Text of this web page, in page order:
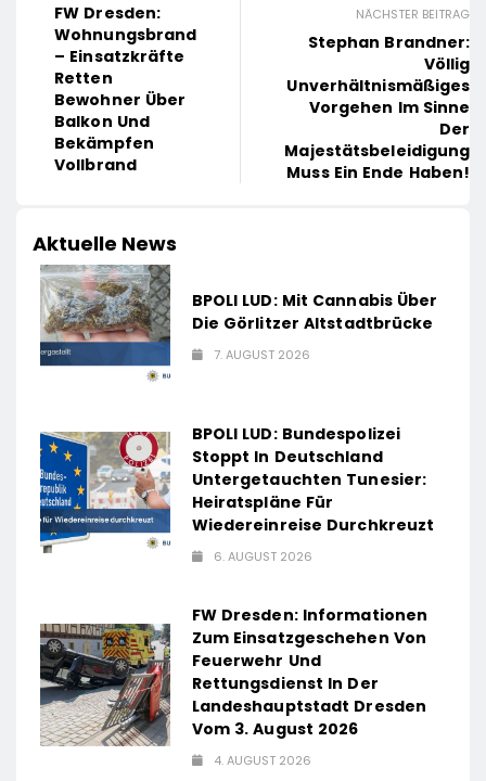
FW Dresden:
Wohnungsbrand
– Einsatzkräfte
Retten
Bewohner Über
Balkon Und
Bekämpfen
Vollbrand
NÄCHSTER BEITRAG
Stephan Brandner:
Völlig
Unverhältnismäßiges
Vorgehen Im Sinne
Der
Majestätsbeleidigung
Muss Ein Ende Haben!
Aktuelle News
BPOLI LUD: Mit Cannabis Über
Die Görlitzer Altstadtbrücke
7. AUGUST 2026
BPOLI LUD: Bundespolizei
Stoppt In Deutschland
Untergetauchten Tunesier:
Heiratspläne Für
Wiedereinreise Durchkreuzt
6. AUGUST 2026
FW Dresden: Informationen
Zum Einsatzgeschehen Von
Feuerwehr Und
Rettungsdienst In Der
Landeshauptstadt Dresden
Vom 3. August 2026
4. AUGUST 2026